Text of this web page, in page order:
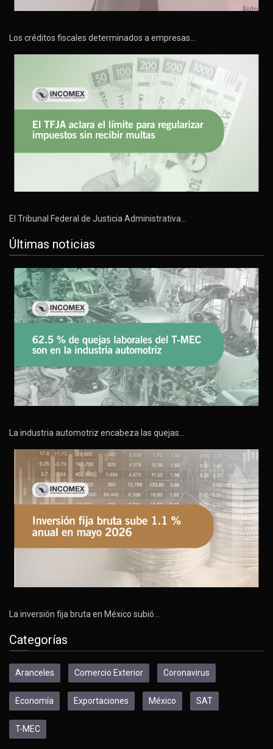
Los créditos fiscales determinados a empresas…
El Tribunal Federal de Justicia Administrativa…
Últimas noticias
La industria automotriz encabeza las quejas…
La inversión fija bruta en México subió…
Categorías
Aranceles Comercio Exterior Coronavirus
Economía Exportaciones México SAT
T-MEC